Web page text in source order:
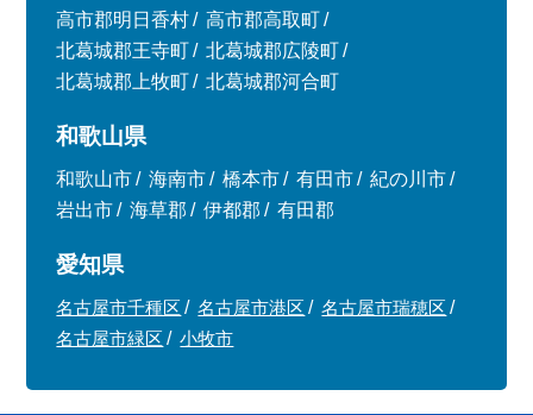
高市郡明日香村
高市郡高取町
北葛城郡王寺町
北葛城郡広陵町
北葛城郡上牧町
北葛城郡河合町
和歌山県
和歌山市 海南市 橋本市 有田市
紀の川市
岩出市
海草郡 伊都郡 有田郡
愛知県
名古屋市千種区 名古屋市港区
名古屋市瑞穂区
名古屋市緑区
小牧市